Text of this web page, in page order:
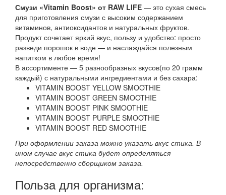
Смузи «Vitamin Boost» от RAW LIFE — это сухая смесь
для приготовления смузи с высоким содержанием
витаминов, антиоксидантов и натуральных фруктов.
Продукт сочетает яркий вкус, пользу и удобство: просто
разведи порошок в воде — и наслаждайся полезным
напитком в любое время!
В ассортименте — 5 разнообразных вкусов(по 20 грамм
каждый) с натуральными ингредиентами и без сахара:
VITAMIN BOOST YELLOW SMOOTHIE
VITAMIN BOOST GREEN SMOOTHIE
VITAMIN BOOST PINK SMOOTHIE
VITAMIN BOOST PURPLE SMOOTHIE
VITAMIN BOOST RED SMOOTHIE
При оформлении заказа можно указать вкус стика. В
ином случае вкус стика будет определяться
непосредственно сборщиком заказа.
Польза для организма: